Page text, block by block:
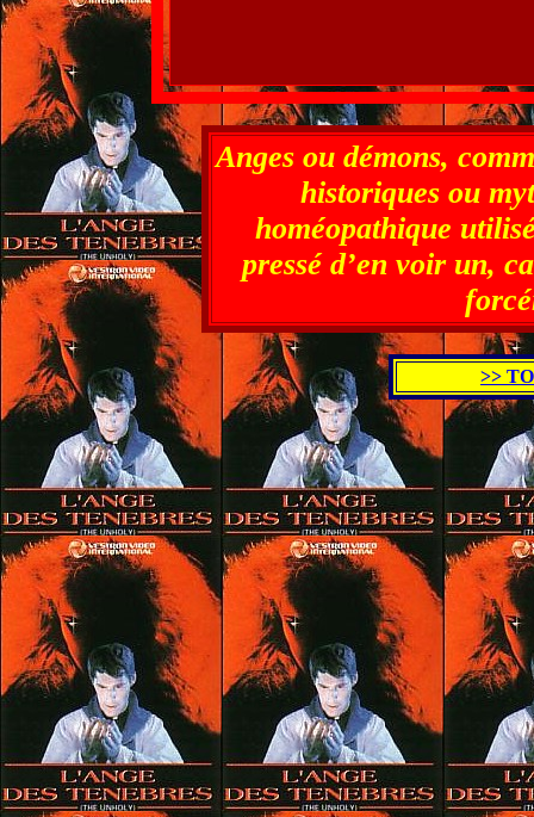
Anges ou démons,
historiques ou
homéopathique
pressé d’en voir un,
>>